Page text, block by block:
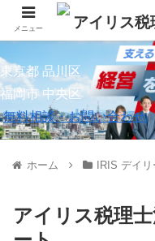
東京都 品川区
福岡市 中央区
無料相談・お問い合わせ
ホーム IRIS デイ
アイリス税理
メニュー